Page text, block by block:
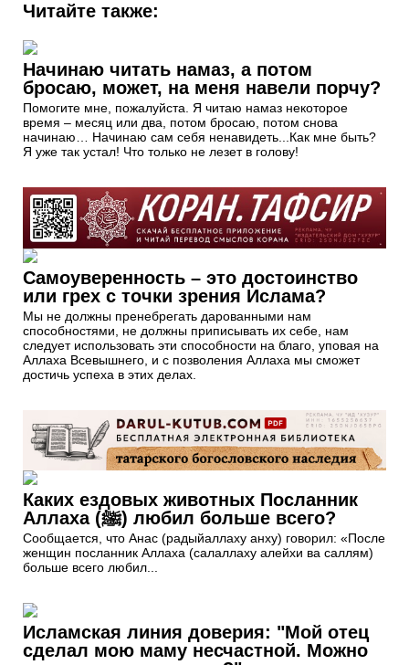
Читайте также:
Начинаю читать намаз, а потом
бросаю, может, на меня навели порчу?
Помогите мне, пожалуйста. Я читаю намаз некоторое
время – месяц или два, потом бросаю, потом снова
начинаю… Начинаю сам себя ненавидеть...Как мне быть?
Я уже так устал! Что только не лезет в голову!
Самоуверенность – это достоинство
или грех c точки зрения Ислама?
Мы не должны пренебрегать дарованными нам
способностями, не должны приписывать их себе, нам
следует использовать эти способности на благо, уповая на
Аллаха Всевышнего, и с позволения Аллаха мы сможет
достичь успеха в этих делах.
Каких ездовых животных Посланник
Аллаха (ﷺ) любил больше всего?
Сообщается, что Анас (радыйаллаху анху) говорил: «После
женщин посланник Аллаха (салаллаху алейхи ва саллям)
больше всего любил...
Исламская линия доверия: "Мой отец
сделал мою маму несчастной. Можно